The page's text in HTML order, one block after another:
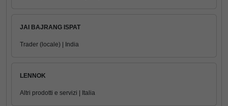
JAI BAJRANG ISPAT
Trader (locale) | India
LENNOK
Altri prodotti e servizi | Italia